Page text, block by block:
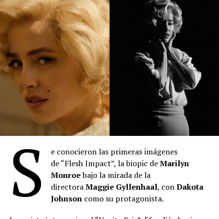
“Scary Movie: Terroríficamente incorrecta” y
“Backrooms”).
“Toy Story 5”: Se posicionó en el primer lugar del
mes con 2.027.345 espectadores durante julio. La
película de Disney-Pixar acumula 3.613.307
entradas desde su estreno el 18 de junio,
S
e conocieron las primeras imágenes
de “Flesh Impact”, la biopic deMarilyn
Monroebajo la mirada de la
directoraMaggie Gyllenhaal, conDakota
Johnson como su protagonista.